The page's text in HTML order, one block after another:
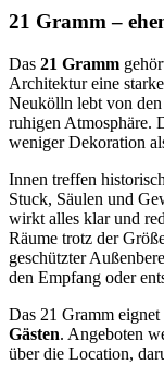
21 Gramm –
Das 21 Gramm
Architektur eine
Neukölln lebt von
ruhigen Atmosphäre.
weniger Dekoration
Innen treffen
Stuck, Säulen und
wirkt alles klar und
Räume trotz der
geschützter
den Empfang oder
Das 21 Gramm
Gästen. Angeboten
über die Location,